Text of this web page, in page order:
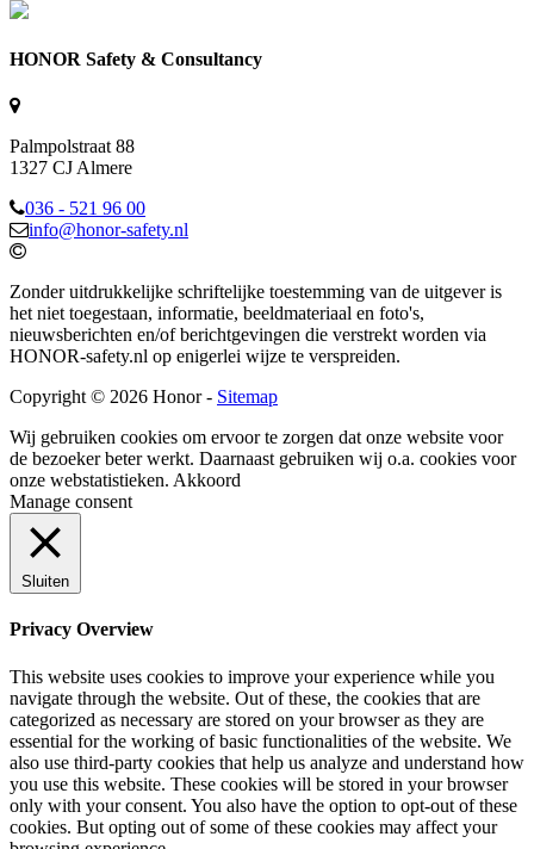
HONOR Safety & Consultancy
Palmpolstraat 88
1327 CJ Almere
036 - 521 96 00
info@honor-safety.nl
Zonder uitdrukkelijke schriftelijke toestemming van de uitgever is
het niet toegestaan, informatie, beeldmateriaal en foto's,
nieuwsberichten en/of berichtgevingen die verstrekt worden via
HONOR-safety.nl op enigerlei wijze te verspreiden.
Copyright © 2026 Honor - Sitemap
Wij gebruiken cookies om ervoor te zorgen dat onze website voor
de bezoeker beter werkt. Daarnaast gebruiken wij o.a. cookies voor
onze webstatistieken. Akkoord
Manage consent
Sluiten
Privacy Overview
This website uses cookies to improve your experience while you
navigate through the website. Out of these, the cookies that are
categorized as necessary are stored on your browser as they are
essential for the working of basic functionalities of the website. We
also use third-party cookies that help us analyze and understand how
you use this website. These cookies will be stored in your browser
only with your consent. You also have the option to opt-out of these
cookies. But opting out of some of these cookies may affect your